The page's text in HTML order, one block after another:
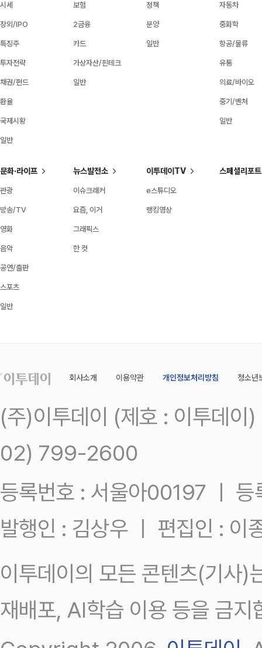
시세
장외/IPO
특징주
투자전략
채권/펀드
환율
국제시황
일반
보험
2금융
카드
가상자산/핀테크
일반
정책
분양
일반
자동차
중화학
항공/물류
유통
의료/바이오
중기/벤처
일반
문화·라이프
관광
방송/TV
영화
음악
공연/출판
스포츠
일반
뉴스발전소
이슈크래커
요즘, 이거
그래픽스
한 컷
이투데이TV
e스튜디오
랭킹영상
스페셜리포트
회사소개 이용약관 개인정보처리방침 청소년
(주)이투데이 (제호 : 이투데
02) 799-2600
등록번호 : 서울아00197 ㅣ
발행인 : 김상우 ㅣ 편집인 : 이
이투데이의 모든 콘텐츠(기사)
재배포, AI학습 이용 등을 금지